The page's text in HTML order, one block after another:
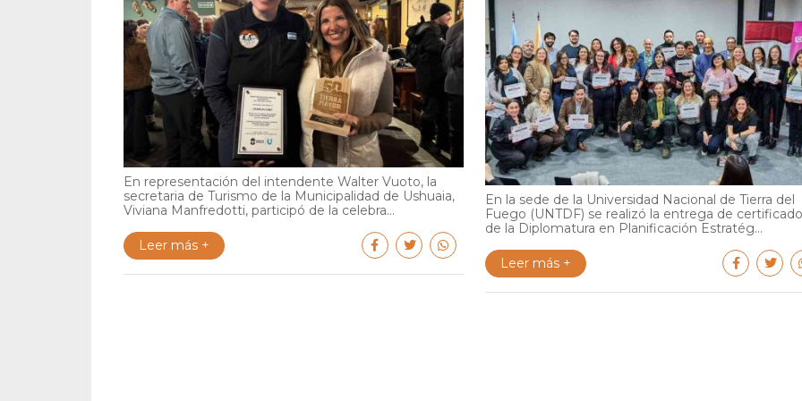
En representación del intendente Walter Vuoto, la
secretaria de Turismo de la Municipalidad de Ushuaia,
Viviana Manfredotti, participó de la celebra...
Leer más +
En la sede de la Universidad Nacional de Tierra del
Fuego (UNTDF) se realizó la entrega de
de la Diplomatura en Planificación Estratég...
Leer más +